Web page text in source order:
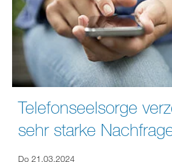
Telefonseelsorge
sehr starke
Do 21.03.2024